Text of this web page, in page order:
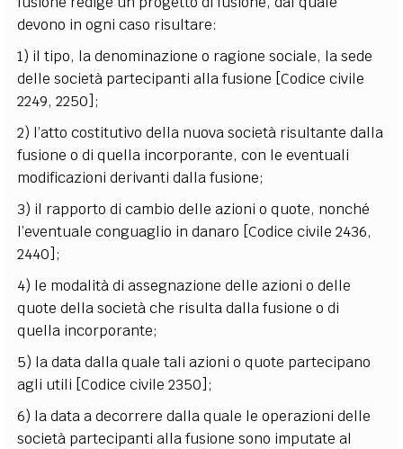
devono in ogni caso risultare:
1) il tipo, la denominazione o ragione sociale, la sede
delle società partecipanti alla fusione [Codice civile
2249, 2250];
2) l’atto costitutivo della nuova società risultante dalla
fusione o di quella incorporante, con le eventuali
modificazioni derivanti dalla fusione;
3) il rapporto di cambio delle azioni o quote, nonché
l’eventuale conguaglio in danaro [Codice civile 2436,
2440];
4) le modalità di assegnazione delle azioni o delle
quote della società che risulta dalla fusione o di
quella incorporante;
5) la data dalla quale tali azioni o quote partecipano
agli utili [Codice civile 2350];
6) la data a decorrere dalla quale le operazioni delle
società partecipanti alla fusione sono imputate al